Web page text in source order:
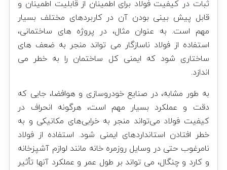
ثبات در کیفیت فولاد برای اطمینان از قابلیت اطمینان و
قابل پیش بینی بودن آن در کاربردهای مختلف بسیار
مهم است. به عنوان مثال، در پروژه های ساختمانی،
استفاده از فولاد ناسازگار می تواند منجر به ضعف های
ساختاری شود که ایمنی کل ساختمان را به خطر می
اندازد.
به طور مشابه، در صنایع خودروسازی و هوافضا، جایی که
دقت و عملکرد بسیار مهم است، هرگونه انحراف در
کیفیت فولاد می‌تواند منجر به خرابی‌های مکانیکی و به
خطر افتادن استانداردهای ایمنی شود. استفاده از فولاد
نامرغوب حتی در وسایل روزمره خانه مانند لوازم آشپزخانه
و کارد و چنگال، می تواند بر طول عمر و عملکرد آنها تأثیر